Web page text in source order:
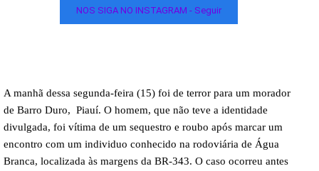
NOS SIGA NO INSTAGRAM - Seguir
A manhã dessa segunda-feira (15) foi de terror para um morador
de Barro Duro, Piauí. O homem, que não teve a identidade
divulgada, foi vítima de um sequestro e roubo após marcar um
encontro com um individuo conhecido na rodoviária de Água
Branca, localizada às margens da BR-343. O caso ocorreu antes